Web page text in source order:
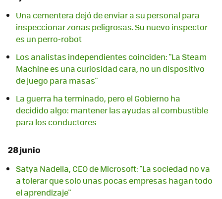
Una cementera dejó de enviar a su personal para
inspeccionar zonas peligrosas. Su nuevo inspector
es un perro-robot
Los analistas independientes coinciden: "La Steam
Machine es una curiosidad cara, no un dispositivo
de juego para masas"
La guerra ha terminado, pero el Gobierno ha
decidido algo: mantener las ayudas al combustible
para los conductores
28 junio
Satya Nadella, CEO de Microsoft: "La sociedad no va
a tolerar que solo unas pocas empresas hagan todo
el aprendizaje"